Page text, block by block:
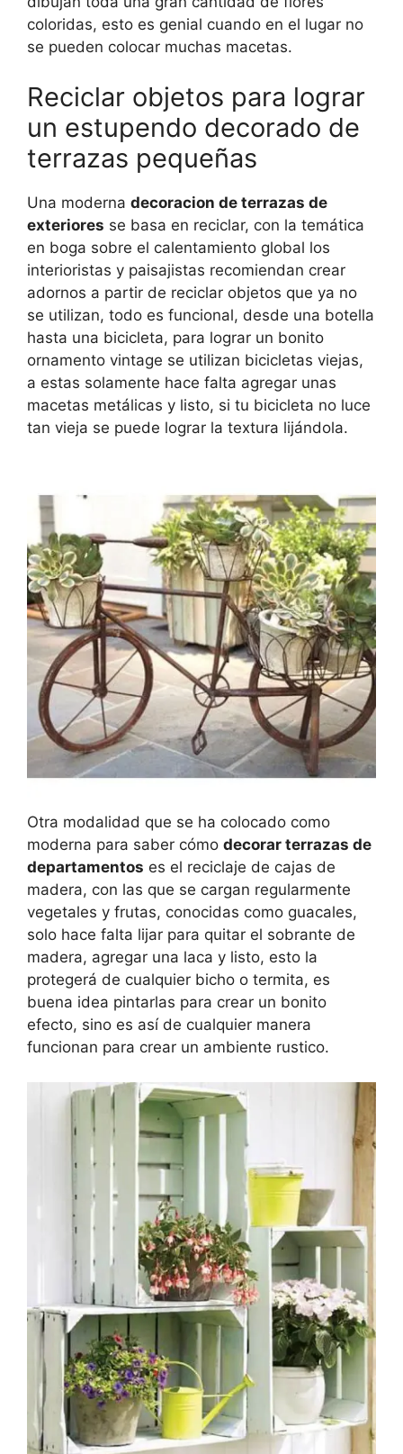
coloridas, esto es genial cuando en el lugar no
se pueden colocar muchas macetas.
Reciclar objetos para lograr
un estupendo decorado de
terrazas pequeñas
Una moderna decoracion de terrazas de
exteriores se basa en reciclar, con la temática
en boga sobre el calentamiento global los
interioristas y paisajistas recomiendan crear
adornos a partir de reciclar objetos que ya no
se utilizan, todo es funcional, desde una botella
hasta una bicicleta, para lograr un bonito
ornamento vintage se utilizan bicicletas viejas,
a estas solamente hace falta agregar unas
macetas metálicas y listo, si tu bicicleta no luce
tan vieja se puede lograr la textura lijándola.
Otra modalidad que se ha colocado como
moderna para saber cómo decorar terrazas de
departamentos es el reciclaje de cajas de
madera, con las que se cargan regularmente
vegetales y frutas, conocidas como guacales,
solo hace falta lijar para quitar el sobrante de
madera, agregar una laca y listo, esto la
protegerá de cualquier bicho o termita, es
buena idea pintarlas para crear un bonito
efecto, sino es así de cualquier manera
funcionan para crear un ambiente rustico.